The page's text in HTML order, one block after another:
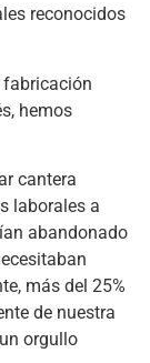
reconocidos
fabricación
hemos
cantera
laborales a
abandonado
más del 25%
de nuestra
orgullo